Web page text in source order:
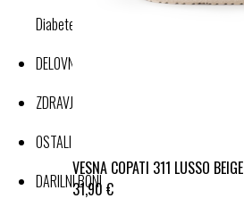
VESNA COPATI 311 LUSSO BEIGE
31,90 €
Diabetes
DELOVNA OBLAČILA
ZDRAVJE IN DOBRO POČUTJE
OSTALI IZDELKI
DARILNI BONI